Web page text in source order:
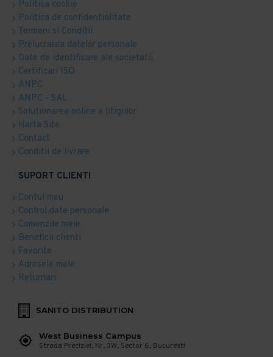
Politica cookie
Politica de confidentialitate
Termeni si Conditii
Prelucrarea datelor personale
Date de identificare ale societatii
Certificari ISO
ANPC
ANPC - SAL
Solutionarea online a litigiilor
Harta Site
Contact
Conditii de livrare
SUPORT CLIENTI
Contul meu
Control date personale
Comenzile mele
Beneficii clienti
Favorite
Adresele mele
Returnari
SANITO DISTRIBUTION
West Business Campus
Strada Preciziei, Nr, 3W, Sector 6, Bucuresti